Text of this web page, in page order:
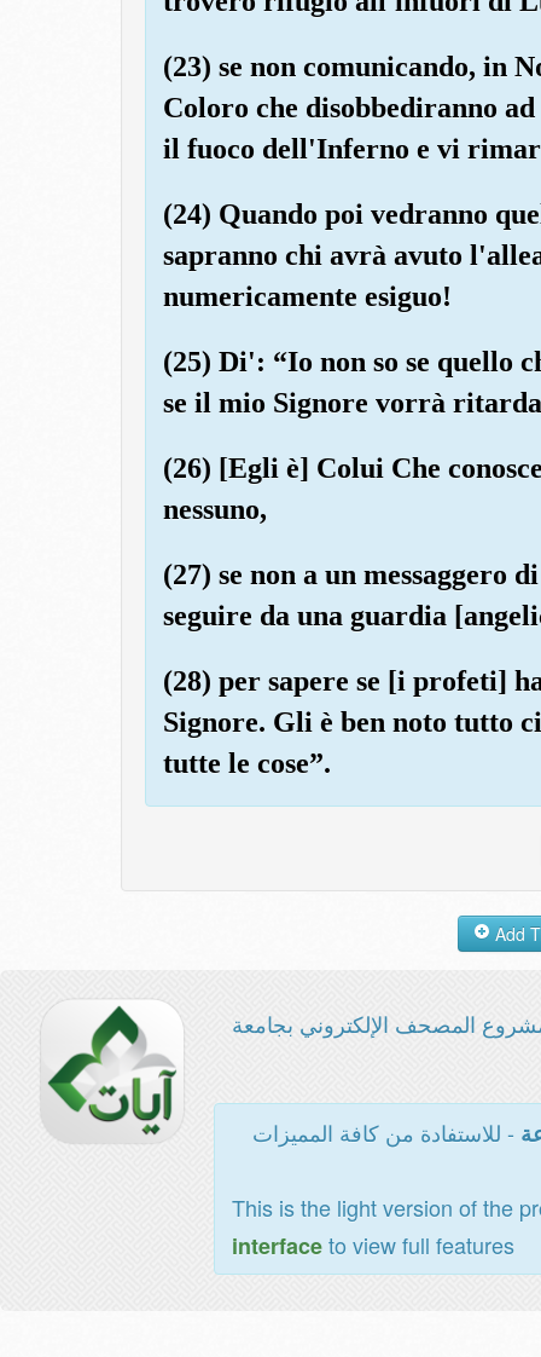
(23) se non comunicando, in
Coloro che disobbediranno
il fuoco dell'Inferno e vi
(24) Quando poi vedranno
sapranno chi avrà avuto
numericamente esiguo!
(25) Di': “Io non so se quello
se il mio Signore vorrà
(26) [Egli è] Colui Che
nessuno,
(27) se non a un messaggero
seguire da una guardia
(28) per sapere se [i profeti]
Signore. Gli è ben noto tutto
tutte le cose”.
المصحف الإلكتروني بجامعة
- للاستفادة من كافة المميزات
This is the light version of the
interfaceto view full features